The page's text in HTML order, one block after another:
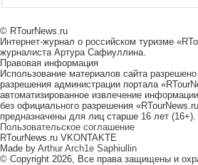
© RTourNews.ru
Интернет-журнал о российском туризме
журналиста Артура Сафиуллина.
Правовая информация
Использование материалов сайта
разрешения администрации портала
автоматизированное извлечение
без официального разрешения
предназначены для лиц старше 16 лет (16+).
Пользовательское соглашение
RTourNews.ru VKONTAKTE
Made by Arthur Arch1e Saphiullin
© Copyright 2026, Все права защищены и